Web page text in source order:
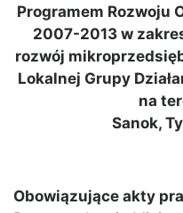
Programem Rozwoju
2007-2013 w
rozwój
Lokalnej Grupy
na
Sanok,
Obowiązujące akty